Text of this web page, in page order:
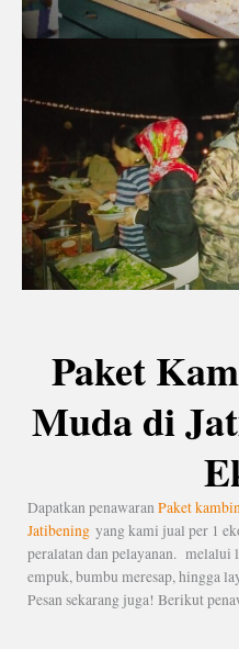
Paket
Muda di
Dapatkan penawaran Paket
Jatibening yang kami jual per 1
peralatan dan pelayanan.
empuk, bumbu meresap, hingga
Pesan sekarang juga! Berikut